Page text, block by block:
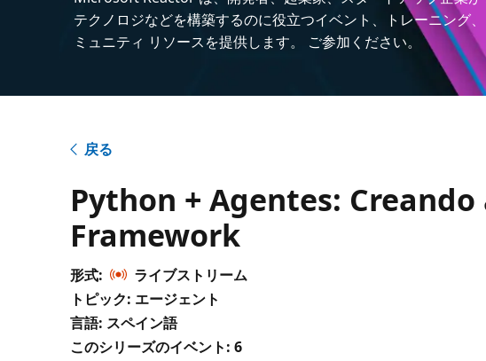
テクノロジなどを構築するのに役立つイベント、トレーニング、
ミュニティ リソースを提供します。 ご参加ください。
戻る
Python + Agentes:
Framework
形式:
ライブストリーム
トピック: エージェント
言語: スペイン語
このシリーズのイベント: 6